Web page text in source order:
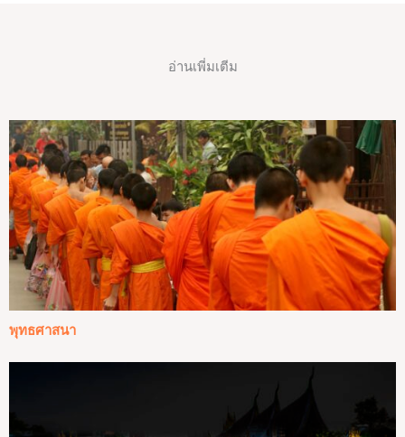
อ่านเพี่มเตีม
พุทธศาสนา